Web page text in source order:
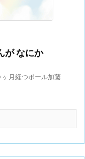
が なにか
月経つポール加藤